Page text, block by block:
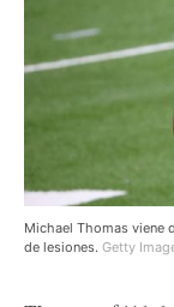
Michael Thomas viene
de lesiones. Getty